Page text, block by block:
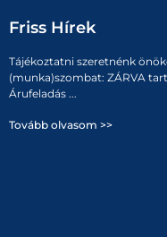
Friss Hírek
Tájékoztatni szeretnénk
(munka)szombat: ZÁRVA
Árufeladás ...
Tovább olvasom >>